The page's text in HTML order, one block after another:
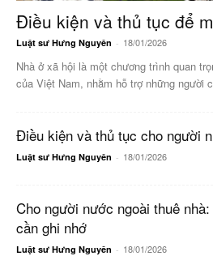
Điều kiện và thủ tục để
Luật sư Hưng Nguyên - 18/01/2026
Nhà ở xã hội là một chương trình quan
của Việt Nam, nhằm hỗ trợ những người
Điều kiện và thủ tục cho người
Luật sư Hưng Nguyên - 18/01/2026
Cho người nước ngoài thuê
cần ghi nhớ
Luật sư Hưng Nguyên - 18/01/2026